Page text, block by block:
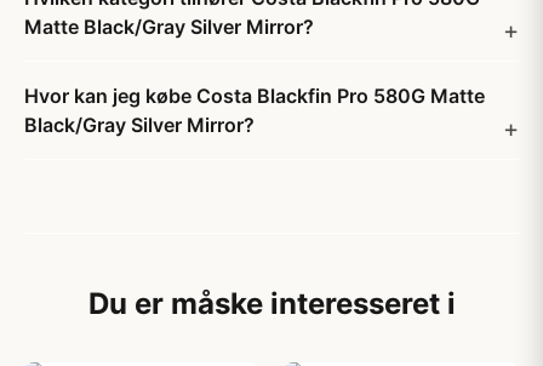
Matte Black/Gray Silver Mirror?
Hvor kan jeg købe Costa Blackfin Pro 580G Matte
Black/Gray Silver Mirror?
Du er måske interesseret i